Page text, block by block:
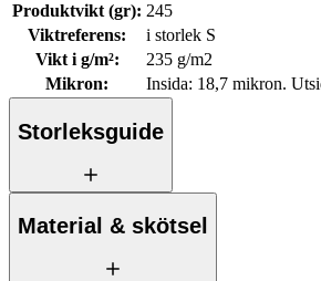
Produktvikt (gr): 245
Viktreferens:
i storlek S
Vikt i g/m²:
235 g/m2
Mikron: Insida: 18,7 mikron.
Storleksguide
Material & skötsel